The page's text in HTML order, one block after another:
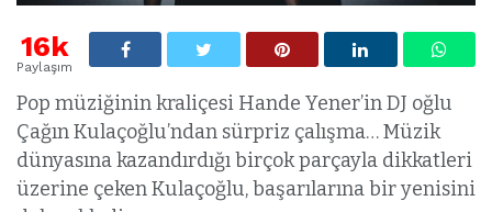
16k
Paylaşım
Pop müziğinin kraliçesi Hande Yener’in DJ oğlu
Çağın Kulaçoğlu’ndan sürpriz çalışma… Müzik
dünyasına kazandırdığı birçok parçayla dikkatleri
üzerine çeken Kulaçoğlu, başarılarına bir yenisini